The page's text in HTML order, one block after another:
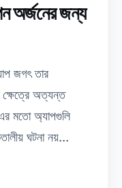
অর্জনের জন্য
জগৎ তার
ক্ষেত্রে অত্যন্ত
মতো অ্যাপগুলি
ঘটনা নয়...